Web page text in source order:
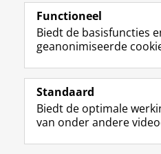
Volg de RUG
Studiekiezers
Functioneel
Biedt de basisfuncties
geanonimiseerde
Standaard
Biedt de optimale
van onder andere